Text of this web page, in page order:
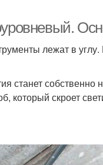
лежат в
собственно
который скроет